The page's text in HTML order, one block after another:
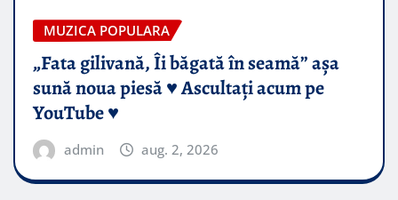
MUZICA POPULARA
„Fata gilivană, Îi băgată în seamă” așa
sună noua piesă ♥️ Ascultați acum pe
YouTube ♥️
admin aug. 2, 2026